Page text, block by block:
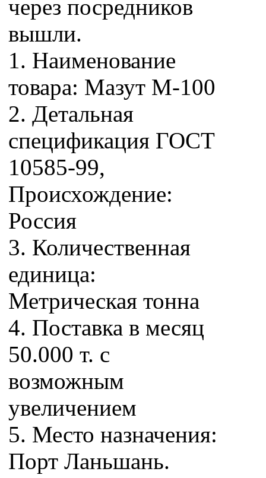
через посредников
вышли.
1. Наименование
товара: Мазут М-100
2. Детальная
спецификация ГОСТ
10585-99,
Происхождение:
Россия
3. Количественная
единица:
Метрическая тонна
4. Поставка в месяц
50.000 т. с
возможным
увеличением
5. Место назначения:
Порт Ланьшань.